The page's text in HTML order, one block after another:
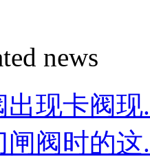
news
现卡阀现
阀时的这